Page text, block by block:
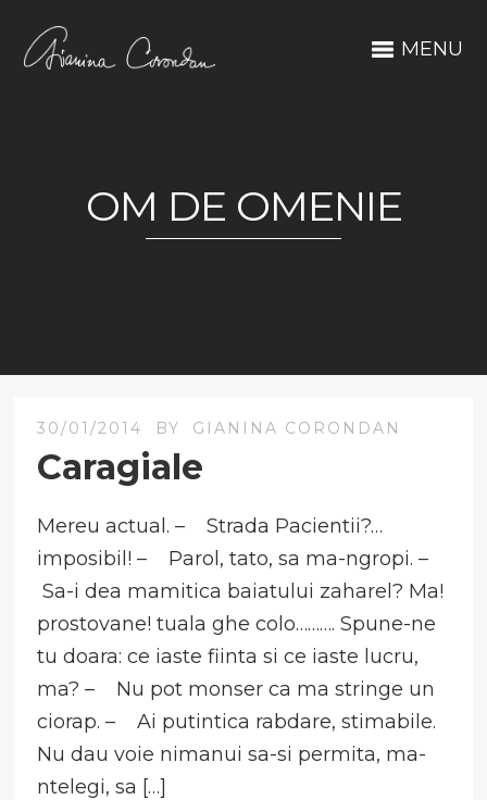
MENU
OM DE OMENIE
30/01/2014 BY GIANINA CORONDAN
Caragiale
Mereu actual. – Strada Pacientii?…
imposibil! – Parol, tato, sa ma-ngropi. –
Sa-i dea mamitica baiatului zaharel? Ma!
prostovane! tuala ghe colo………. Spune-ne
tu doara: ce iaste fiinta si ce iaste lucru,
ma? – Nu pot monser ca ma stringe un
ciorap. – Ai putintica rabdare, stimabile.
Nu dau voie nimanui sa-si permita, ma-
ntelegi, sa […]